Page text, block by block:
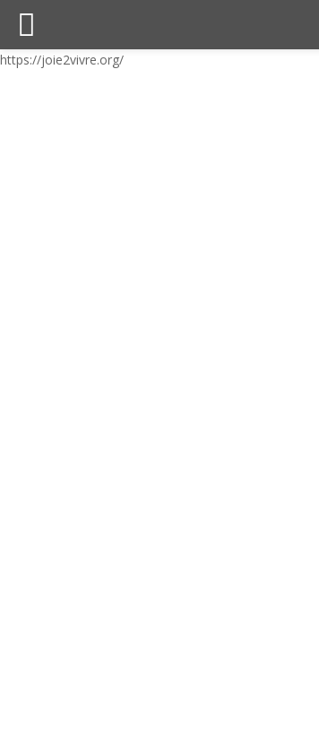
https://joie2vivre.org/